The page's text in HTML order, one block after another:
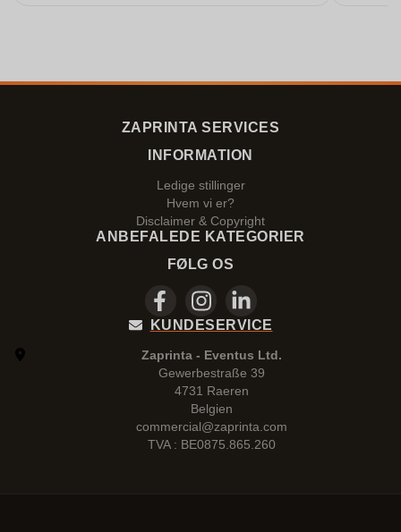
ZAPRINTA SERVICES
INFORMATION
Ledige stillinger
Hvem vi er?
Disclaimer & Copyright
ANBEFALEDE KATEGORIER
FØLG OS
KUNDESERVICE
Zaprinta - Eventus Ltd.
Gewerbestraße 39
4731 Raeren
Belgien
commercial@zaprinta.com
TVA : BE0875.865.260